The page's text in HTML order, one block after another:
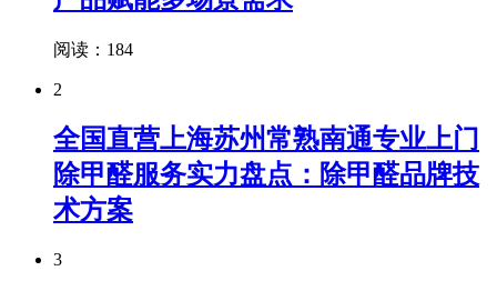
阅读：184
2
全国直营上海苏州常熟南通专业上门
除甲醛服务实力盘点：除甲醛品牌技
术方案
3